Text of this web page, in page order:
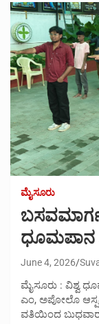
ಮೈಸೂರು
ಧೂಮಪಾನ
June 4, 2026
ಮೈಸೂರು : ವಿಶ್ವ
ಎಂ, ಅಪೋಲೊ
ವತಿಯಿಂದ ಬುಧವಾರ